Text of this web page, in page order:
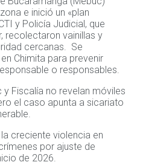
e inició un «plan
y Policía Judicial, que
recolectaron vainillas y
cercanas. Se
Chimita para prevenir
o responsables.
Fiscalía no revelan móviles
el caso apunta a sicariato
creciente violencia en
por ajuste de
de 2026.